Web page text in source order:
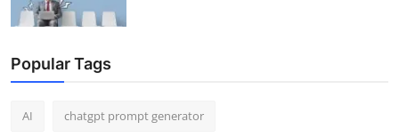
Popular Tags
AI chatgpt prompt generator